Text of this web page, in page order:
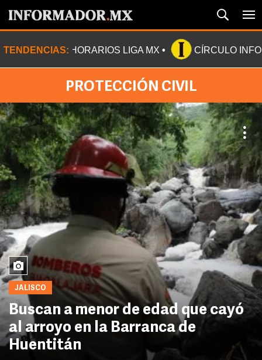
TENDENCIAS: HORARIOS LIGA MX CÍRCULO
PROTECCIÓN CIVIL
JALISCO
Buscan a menor de edad que cayó
al arroyo en la Barranca de
Huentitán